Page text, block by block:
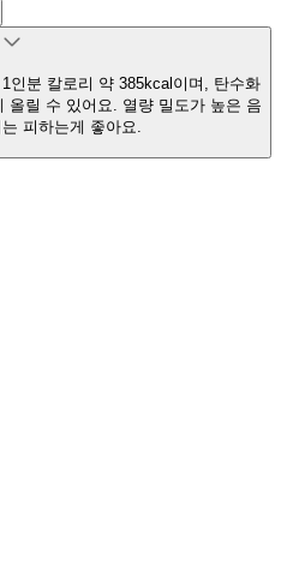
인분 칼로리 약 385kcal이며, 탄수화
올릴 수 있어요. 열량 밀도가 높은 음
피하는게 좋아요.